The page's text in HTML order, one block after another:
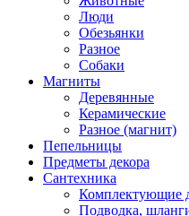
Люди
Обезьянки
Разное
Собаки
Магниты
Деревянные
Керамические
Разное (магнит)
Пепельницы
Предметы декора
Сантехника
Комплектующие
Подводка,